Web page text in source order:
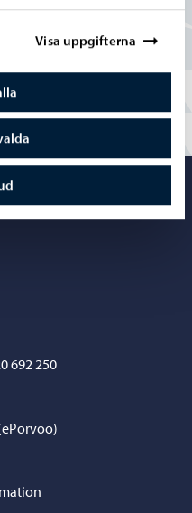
Visa uppgifterna
692 250